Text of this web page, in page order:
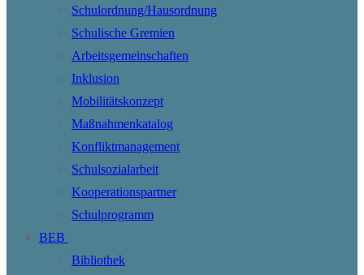
Schulordnung/Hausordnung
Schulische Gremien
Arbeitsgemeinschaften
Inklusion
Mobilitätskonzept
Maßnahmenkatalog
Konfliktmanagement
Schulsozialarbeit
Kooperationspartner
Schulprogramm
BEB
Bibliothek